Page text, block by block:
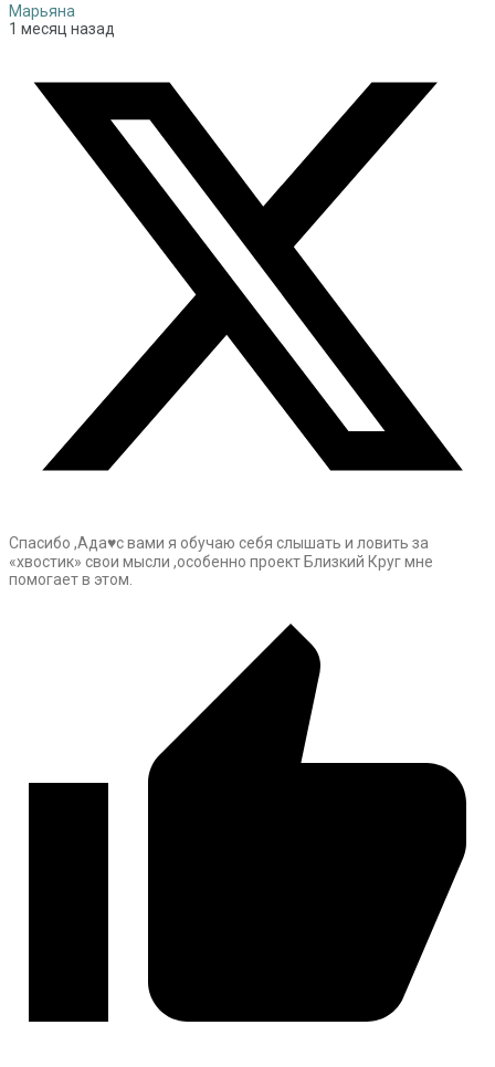
Марьяна
1 месяц назад
Спасибо ,Ада♥️с вами я обучаю себя слышать и ловить за
«хвостик» свои мысли ,особенно проект Близкий Круг мне
помогает в этом.